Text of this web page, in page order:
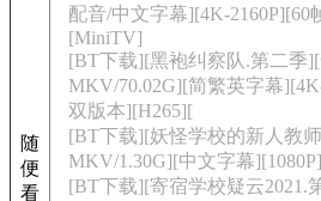
随
便
看
配音/中文字幕][4K-2160P][60
[MiniTV]
[BT下载][黑袍纠察队.第二季
MKV/70.02G][简繁英字幕
双版本][H265][
[BT下载][妖怪学校的新人教
MKV/1.30G][中文字幕
[BT下载][寄宿学校疑云2021.